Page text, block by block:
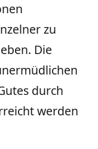
zu
Die
durch
werden